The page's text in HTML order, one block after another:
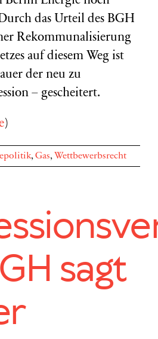
das Urteil des BGH
Rekommunalisierung
auf diesem Weg ist
der neu zu
– gescheitert.
)
, Gas, Wettbewerbsrecht
sagt